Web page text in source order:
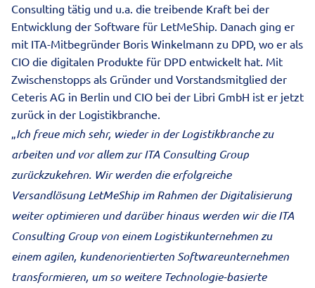
Consulting tätig und u.a. die treibende Kraft bei der
Entwicklung der Software für LetMeShip. Danach ging er
mit ITA-Mitbegründer Boris Winkelmann zu DPD, wo er als
CIO die digitalen Produkte für DPD entwickelt hat. Mit
Zwischenstopps als Gründer und Vorstandsmitglied der
Ceteris AG in Berlin und CIO bei der Libri GmbH ist er jetzt
zurück in der Logistikbranche.
Ich freue mich sehr, wieder in der Logistikbranche zu
arbeiten und vor allem zur ITA Consulting Group
zurückzukehren. Wir werden die erfolgreiche
Versandlösung LetMeShip im Rahmen der Digitalisierung
weiter optimieren und darüber hinaus werden wir die ITA
Consulting Group von einem Logistikunternehmen zu
einem agilen, kundenorientierten Softwareunternehmen
transformieren, um so weitere Technologie-basierte